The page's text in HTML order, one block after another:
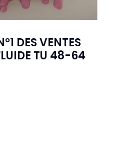
DES VENTES
TU 48-64